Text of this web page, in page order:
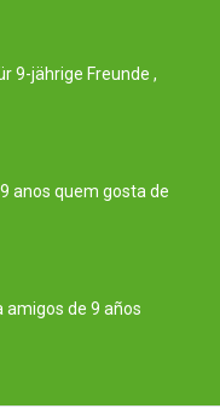
9-jährige Freunde ,
anos quem gosta de
amigos de 9 años